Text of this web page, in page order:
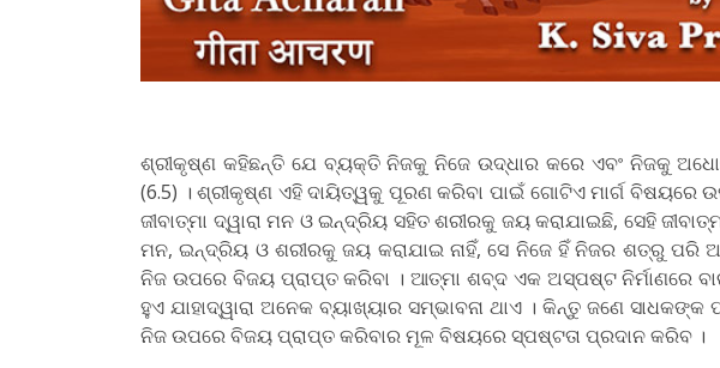
ଶ୍ରୀକୃଷ୍ଣ କହିଛନ୍ତି ଯେ ବ୍ୟକ୍ତି ନିଜକୁ ନିଜେ ଉଦ୍ଧାର କରେ ଏବଂ ନିଜକୁ
(6.5) । ଶ୍ରୀକୃଷ୍ଣ ଏହି ଦାୟିତ୍ୱକୁ ପୂରଣ କରିବା ପାଇଁ ଗୋଟିଏ ମାର୍ଗ ବିଷୟରେ
ଜୀବାତ୍ମା ଦ୍ୱାରା ମନ ଓ ଇନ୍ଦ୍ରିୟ ସହିତ ଶରୀରକୁ ଜୟ କରାଯାଇଛି, ସେହି
ମନ, ଇନ୍ଦ୍ରିୟ ଓ ଶରୀରକୁ ଜୟ କରାଯାଇ ନାହିଁ, ସେ ନିଜେ ହିଁ ନିଜର ଶତ୍ରୁ ପରି
ନିଜ ଉପରେ ବିଜୟ ପ୍ରାପ୍ତ କରିବା । ଆତ୍ମା ଶବ୍ଦ ଏକ ଅସ୍ପଷ୍ଟ ନିର୍ମାଣରେ
ହୁଏ ଯାହାଦ୍ୱାରା ଅନେକ ବ୍ୟାଖ୍ୟାର ସମ୍ଭାବନା ଥାଏ । କିନ୍ତୁ ଜଣେ ସାଧକଙ୍କ
ନିଜ ଉପରେ ବିଜୟ ପ୍ରାପ୍ତ କରିବାର ମୂଳ ବିଷୟରେ ସ୍ପଷ୍ଟତା ପ୍ରଦାନ କରିବ ।